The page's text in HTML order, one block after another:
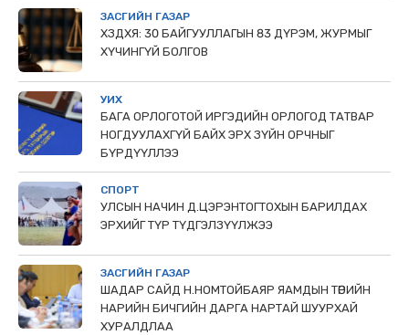
ЗАСГИЙН ГАЗАР
ХЗДХЯ: 30 БАЙГУУЛЛАГЫН 83 ДҮРЭМ, ЖУРМЫГ
ХҮЧИНГҮЙ БОЛГОВ
УИХ
БАГА ОРЛОГОТОЙ ИРГЭДИЙН ОРЛОГОД ТАТВАР
НОГДУУЛАХГҮЙ БАЙХ ЭРХ ЗҮЙН ОРЧНЫГ
БҮРДҮҮЛЛЭЭ
СПОРТ
УЛСЫН НАЧИН Д.ЦЭРЭНТОГТОХЫН БАРИЛДАХ
ЭРХИЙГ ТҮР ТҮДГЭЛЗҮҮЛЖЭЭ
ЗАСГИЙН ГАЗАР
ШАДАР САЙД Н.НОМТОЙБАЯР ЯАМДЫН ТӨРИЙН
НАРИЙН БИЧГИЙН ДАРГА НАРТАЙ ШУУРХАЙ
ХУРАЛДЛАА